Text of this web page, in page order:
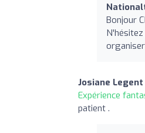
Bonjour
Josiane Legent
Expérience
patient .